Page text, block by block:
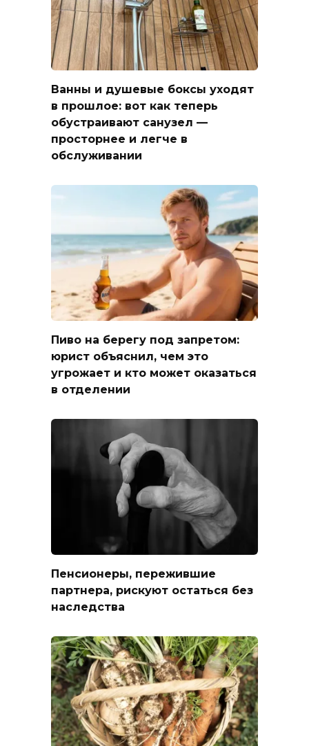
Ванны и душевые боксы уходят
в прошлое: вот как теперь
обустраивают санузел —
просторнее и легче в
обслуживании
Пиво на берегу под запретом:
юрист объяснил, чем это
угрожает и кто может оказаться
в отделении
Пенсионеры, пережившие
партнера, рискуют остаться без
наследства